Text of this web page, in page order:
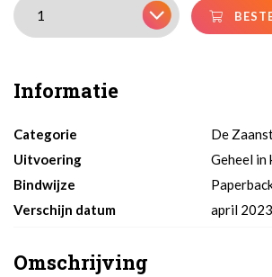
Informatie
Categorie
De
Uitvoering
Geheel in
Bindwijze
Verschijn datum
april 2023
Omschrijving